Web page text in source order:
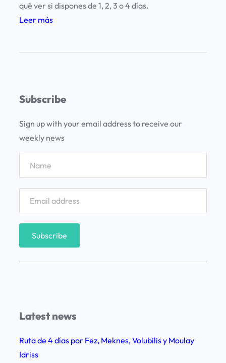
qué ver si dispones de 1, 2, 3 o 4 días.
Leer más:
i
Y
e
o
w
n
Subscribe
Sign up with your email address to receive our
weekly news
Latest news
Ruta de 4 días por Fez, Meknes, Volubilis y Moulay
Idriss